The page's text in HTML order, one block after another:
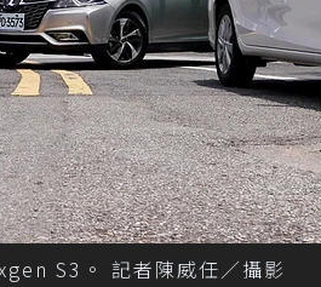
S3。 記者陳威任／攝影